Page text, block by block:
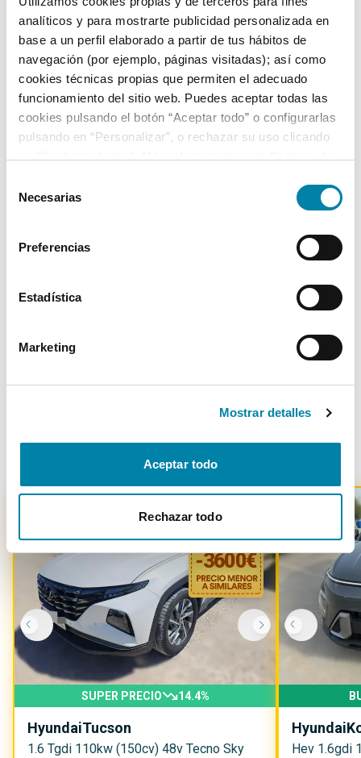
analíticos y para mostrarte publicidad personalizada en
base a un perfil elaborado a partir de tus hábitos de
navegación (por ejemplo, páginas visitadas); así como
cookies técnicas propias que permiten el adecuado
funcionamiento del sitio web. Puedes aceptar todas las
cookies pulsando el botón “Aceptar todo” o configurarlas
pulsando en “Personalizar”, o rechazar su uso clicando
Necesarias
Preferencias
Estadística
Marketing
Mostrar detalles
Aceptar todo
Rechazar todo
Equipamiento*
Detalles destacados
Android Auto y Apple CarPlay
Luz diurna LED
* La información de Equipamiento puede no reflejar todos los detalles
Más de 3.500 clientes satisfechos
Otros coches parecidos
-3600€
SUPER PRECIO 14.4%
HyundaiTucson
1.6 Tgdi 110kw (150cv) 48v Tecno Sky
Hyundai
Hev 1.6gdi